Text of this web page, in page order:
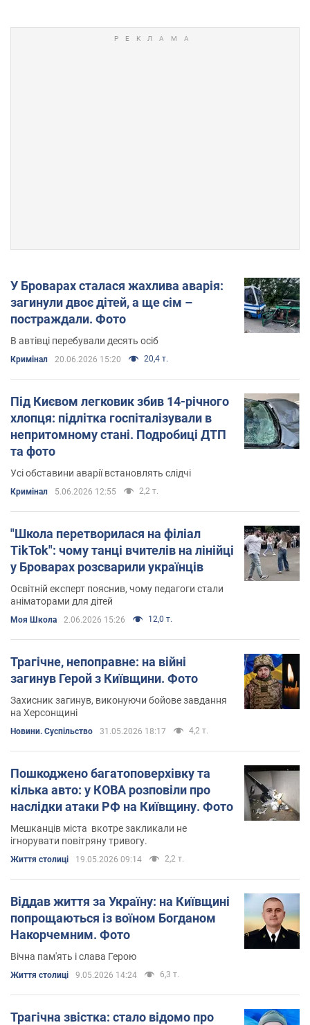
У Броварах сталася жахлива аварія:
загинули двоє дітей, а ще сім –
постраждали. Фото
В автівці перебували десять осіб
Кримінал 20.06.2026 15:20 20,4 т.
Під Києвом легковик збив 14-річного
хлопця: підлітка госпіталізували в
непритомному стані. Подробиці ДТП
та фото
Усі обставини аварії встановлять слідчі
Кримінал 5.06.2026 12:55 2,2 т.
"Школа перетворилася на філіал
TikTok": чому танці вчителів на лінійці
у Броварах розсварили українців
Освітній експерт пояснив, чому педагоги стали
аніматорами для дітей
Моя Школа 2.06.2026 15:26 12,0 т.
Трагічне, непоправне: на війні
загинув Герой з Київщини. Фото
Захисник загинув, виконуючи бойове завдання
на Херсонщині
Новини. Суспільство 31.05.2026 18:17 4,2 т.
Пошкоджено багатоповерхівку та
кілька авто: у КОВА розповіли про
наслідки атаки РФ на Київщину. Фото
Мешканців міста вкотре закликали не
ігнорувати повітряну тривогу.
Життя столиці 19.05.2026 09:14 2,2 т.
Віддав життя за Україну: на Київщині
попрощаються із воїном Богданом
Накорчемним. Фото
Вічна пам'ять і слава Герою
Життя столиці 9.05.2026 14:24 6,3 т.
Трагічна звістка: стало відомо про